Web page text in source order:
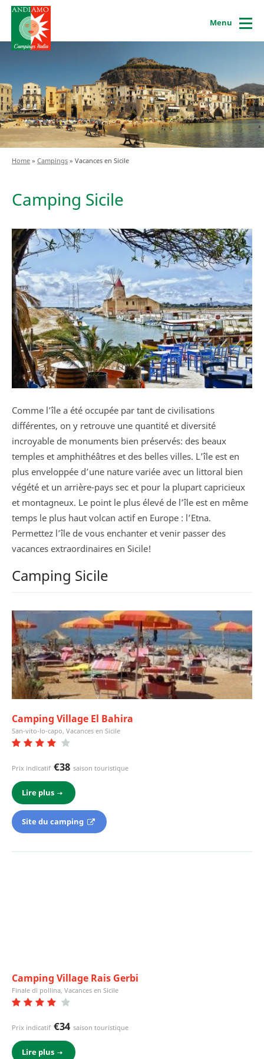
Menu
Home » Campings » Vacances en Sicile
Camping Sicile
Comme l’île a été occupée par tant de civilisations
différentes, on y retrouve une quantité et diversité
incroyable de monuments bien préservés: des beaux
temples et amphithéâtres et des belles villes. L’île est en
plus enveloppée d’une nature variée avec un littoral bien
végété et un arrière-pays sec et pour la plupart capricieux
et montagneux. Le point le plus élevé de l’île est en même
temps le plus haut volcan actif en Europe : l’Etna.
Permettez l’île de vous enchanter et venir passer des
vacances extraordinaires en Sicile!
Camping Sicile
Camping Village El Bahira
San-vito-lo-capo, Vacances en Sicile
Prix indicatif €38 saison touristique
Lire plus
Site du camping
Camping Village Rais Gerbi
Finale di pollina, Vacances en Sicile
Prix indicatif €34 saison touristique
Lire plus